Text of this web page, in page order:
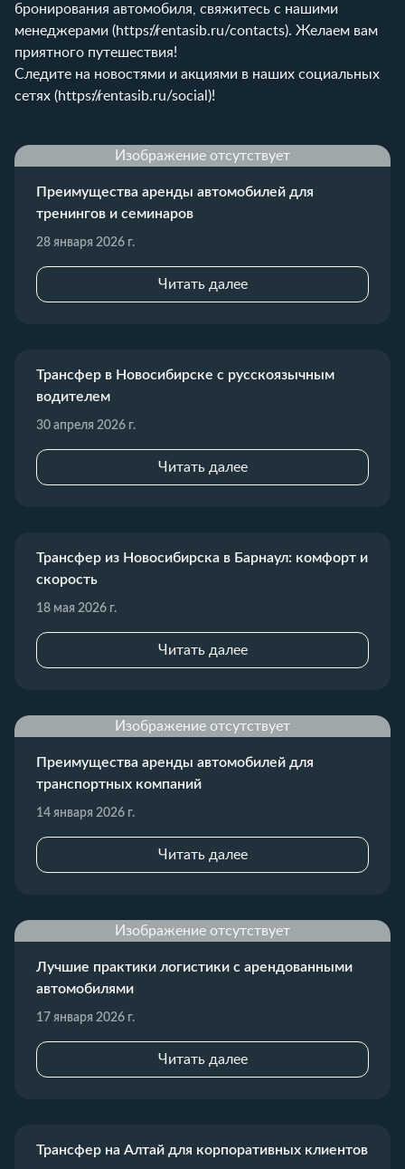
бронирования автомобиля, свяжитесь с нашими
менеджерами (https://rentasib.ru/contacts). Желаем вам
приятного путешествия!
Следите на новостями и акциями в наших социальных
сетях (https://rentasib.ru/social )!
Изображение отсутствует
Преимущества аренды автомобилей для
тренингов и семинаров
28 января 2026 г.
Читать далее
Трансфер в Новосибирске с русскоязычным
водителем
30 апреля 2026 г.
Читать далее
Трансфер из Новосибирска в Барнаул: комфорт и
скорость
18 мая 2026 г.
Читать далее
Изображение отсутствует
Преимущества аренды автомобилей для
транспортных компаний
14 января 2026 г.
Читать далее
Изображение отсутствует
Лучшие практики логистики с арендованными
автомобилями
17 января 2026 г.
Читать далее
Трансфер на Алтай для корпоративных клиентов